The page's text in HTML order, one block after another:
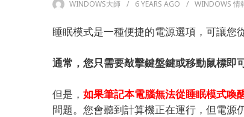
WINDOWS大師 6 YEARS AGO WINDOWS 情
睡眠模式是一種便捷的電源選項，可讓您
通常，您只需要敲擊鍵盤鍵或移動鼠標即
但是， 如果筆記本電腦無法從睡眠模式喚
問題。 您會聽到計算機正在運行，但電源